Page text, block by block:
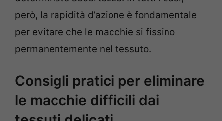
però, la rapidità d’azione è fondamentale
per evitare che le macchie si fissino
permanentemente nel tessuto.
Consigli pratici per eliminare
le macchie difficili dai